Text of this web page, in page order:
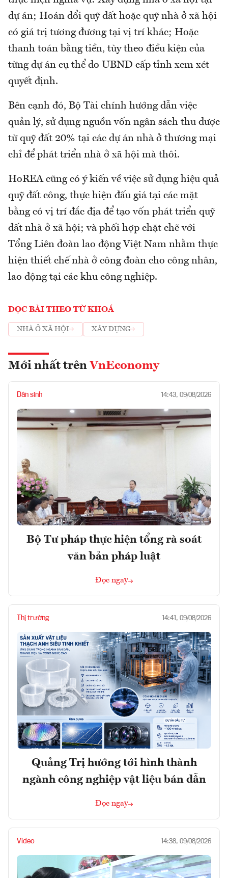
dự án; Hoán đổi quỹ đất hoặc quỹ nhà ở xã hội
có giá trị tương đương tại vị trí khác; Hoặc
thanh toán bằng tiền, tùy theo điều kiện của
từng dự án cụ thể do UBND cấp tỉnh xem xét
quyết định.
Bên cạnh đó, Bộ Tài chính hướng dẫn việc
quản lý, sử dụng nguồn vốn ngân sách thu được
từ quỹ đất 20% tại các dự án nhà ở thương mại
chỉ để phát triển nhà ở xã hội mà thôi.
HoREA cũng có ý kiến về việc sử dụng hiệu quả
quỹ đất công, thực hiện đấu giá tại các mặt
bằng có vị trí đắc địa để tạo vốn phát triển quỹ
đất nhà ở xã hội; và phối hợp chặt chẽ với
Tổng Liên đoàn lao động Việt Nam nhằm thực
hiện thiết chế nhà ở công đoàn cho công nhân,
lao động tại các khu công nghiệp.
ĐỌC BÀI THEO TỪ KHOÁ
NHÀ Ở XÃ HỘI XÂY DỰNG
Mới nhất trên VnEconomy
Dân sinh 14:43, 09/08/2026
Bộ Tư pháp thực hiện tổng rà soát
văn bản pháp luật
Đọc ngay
Thị trường 14:41, 09/08/2026
Quảng Trị hướng tới hình thành
ngành công nghiệp vật liệu bán dẫn
Đọc ngay
Video 14:38, 09/08/2026